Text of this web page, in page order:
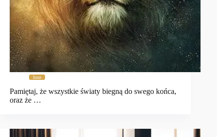
Inne
Pamiętaj, że wszystkie światy biegną do swego końca,
oraz że …